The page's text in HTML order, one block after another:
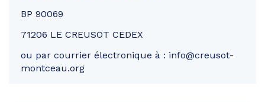
BP 90069
71206 LE CREUSOT CEDEX
ou par courrier électronique à : info@creusot-
montceau.org